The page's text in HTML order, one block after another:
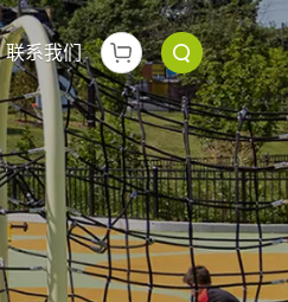
联系我们